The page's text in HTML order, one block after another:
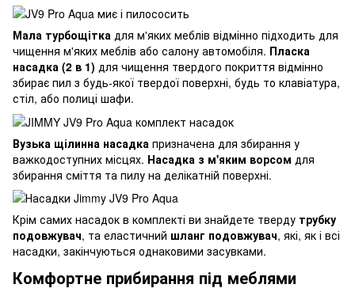
Мала турбощітка для м'яких меблів відмінно підходить для
чищення м'яких меблів або салону автомобіля. Пласка
насадка (2 в 1) для чищення твердого покриття відмінно
збирає пил з будь-якої твердої поверхні, будь то клавіатура,
стіл, або полиці шафи.
Вузька щілинна насадка призначена для збирання у
важкодоступних місцях. Насадка з м'яким ворсом для
збирання сміття та пилу на делікатній поверхні.
Крім самих насадок в комплекті ви знайдете тверду трубку
подовжувач, та еластичний шланг подовжувач, які, як і всі
насадки, закінчуються однаковими засувками.
Комфортне прибирання під меблями